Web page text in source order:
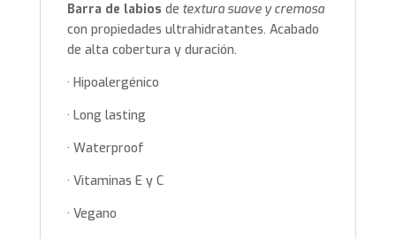
Barra de labios de textura suave y cremosa
con propiedades ultrahidratantes. Acabado
de alta cobertura y duración.
· Hipoalergénico
· Long lasting
· Waterproof
· Vitaminas E y C
· Vegano